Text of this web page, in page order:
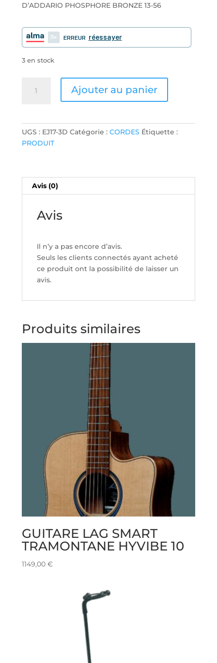
D’ADDARIO PHOSPHORE BRONZE 13-56
3 ERREUR réessayer
3 en stock
D'ADDARIO
PHOSPHORE
Ajouter au panier
UGS : EJ17-3D Catégorie : CORDES Étiquette :
PRODUIT
Avis (0)
Avis
Il n’y a pas encore d’avis.
Seuls les clients connectés ayant acheté
ce produit ont la possibilité de laisser un
avis.
Produits similaires
GUITARE LAG SMART
TRAMONTANE HYVIBE 10
1149,00 €